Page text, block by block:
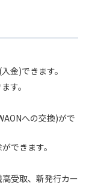
金)できます。
す。
への交換)がで
できます。
高受取、新発行カー